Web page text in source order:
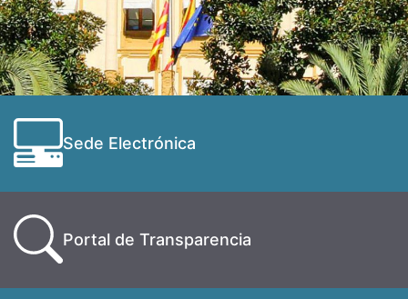
Sede Electrónica
Portal de Transparencia